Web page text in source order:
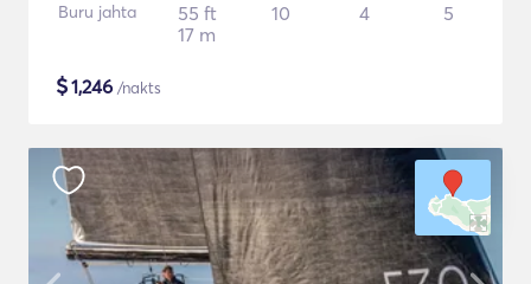
Buru jahta
55 ft
17 m
10 4 5
$1,246 /nakts